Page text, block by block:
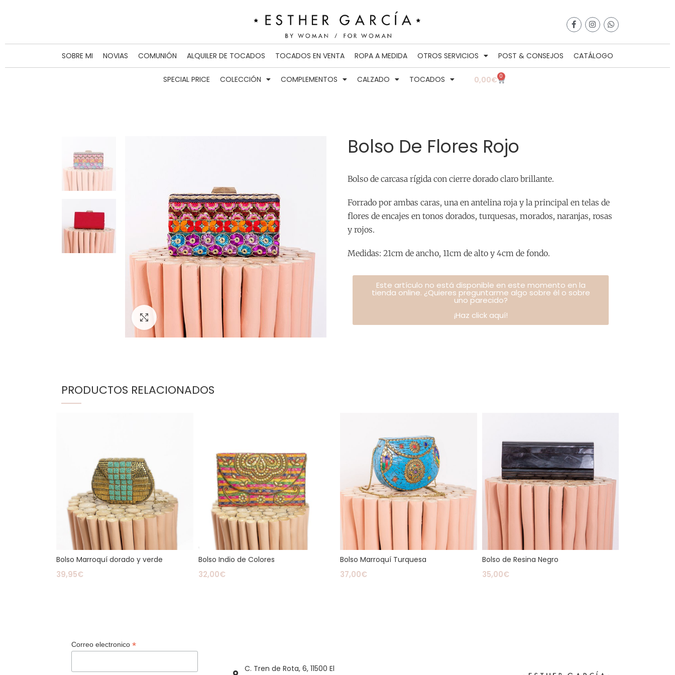
SOBRE MI NOVIAS COMUNIÓN ALQUILER DE TOCADOS TOCADOS EN VENTA ROPA A MEDIDA OTROS SERVICIOS POST & CONSEJOS CATÁLOGO
SPECIAL PRICE COLECCIÓN COMPLEMENTOS CALZADO TOCADOS 0,00€ 0
Click para agrandar
Bolso De Flores Rojo
Bolso de carcasa rígida con cierre dorado claro brillante.
Forrado por ambas caras, una en antelina roja y la principal en telas de
flores de encajes en tonos dorados, turquesas, morados, naranjas, rosas
y rojos.
Medidas: 21cm de ancho, 11cm de alto y 4cm de fondo.
Este artículo no está disponible en este momento en la
tienda online. ¿Quieres preguntarme algo sobre él o sobre
uno parecido?
¡Haz click aquí!
PRODUCTOS RELACIONADOS
Bolso Marroquí dorado y verde
39,95€
Bolso Indio de Colores
32,00€
Bolso Marroquí Turquesa
37,00€
Bolso de Resina Negro
35,00€
Correo electronico *
C. Tren de Rota, 6, 11500 El